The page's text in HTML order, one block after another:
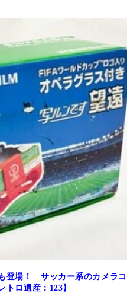
登場！ サッカー系のカメラコ
トロ遺産：123】